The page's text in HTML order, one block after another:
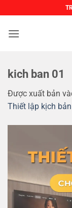
qua
nội
kich ban 01
Được xuất bản
Thiết lập kịch